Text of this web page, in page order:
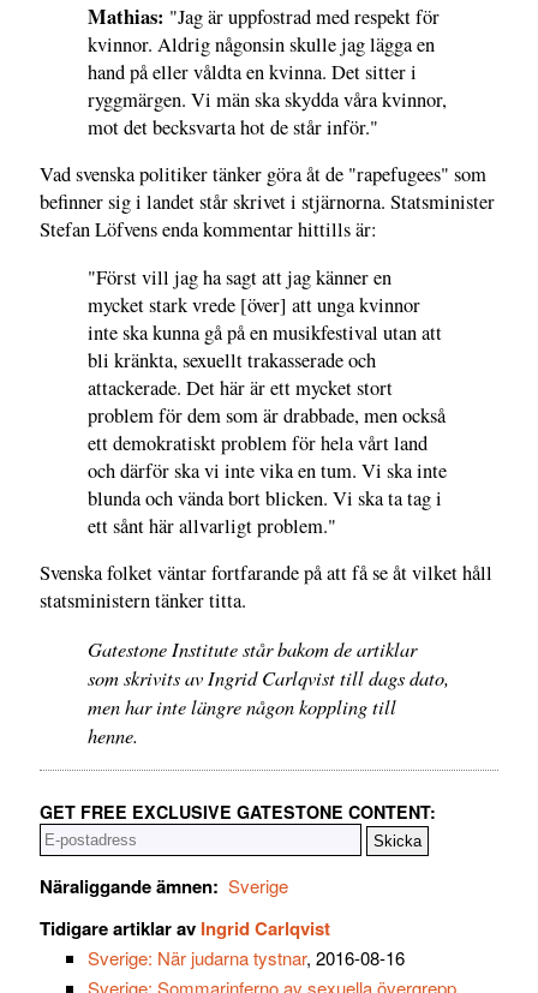
Mathias: "Jag är uppfostrad med respekt för
kvinnor. Aldrig någonsin skulle jag lägga en
hand på eller våldta en kvinna. Det sitter i
ryggmärgen. Vi män ska skydda våra kvinnor,
mot det becksvarta hot de står inför."
Vad svenska politiker tänker göra åt de "rapefugees" som
befinner sig i landet står skrivet i stjärnorna. Statsminister
Stefan Löfvens enda kommentar hittills är:
"Först vill jag ha sagt att jag känner en
mycket stark vrede [över] att unga kvinnor
inte ska kunna gå på en musikfestival utan att
bli kränkta, sexuellt trakasserade och
attackerade. Det här är ett mycket stort
problem för dem som är drabbade, men också
ett demokratiskt problem för hela vårt land
och därför ska vi inte vika en tum. Vi ska inte
blunda och vända bort blicken. Vi ska ta tag i
ett sånt här allvarligt problem."
Svenska folket väntar fortfarande på att få se åt vilket håll
statsministern tänker titta.
Gatestone Institute står bakom de artiklar
som skrivits av Ingrid Carlqvist till dags dato,
men har inte längre någon koppling till
henne.
GET FREE EXCLUSIVE GATESTONE CONTENT:
Näraliggande ämnen: Sverige
Tidigare artiklar av Ingrid Carlqvist
Sverige: När judarna tystnar, 2016-08-16